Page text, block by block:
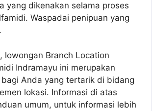
yang dikenakan selama proses
Waspadai penipuan yang
lowongan Branch Location
Indramayu ini merupakan
Anda yang tertarik di bidang
lokasi. Informasi di atas
umum, untuk informasi lebih